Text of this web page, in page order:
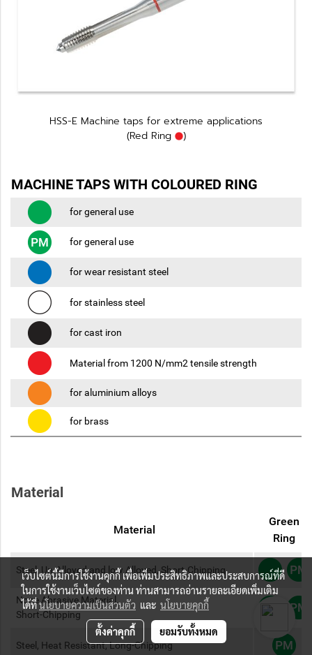
HSS-E Machine taps for extreme applications
(Red Ring
)
MACHINE TAPS WITH COLOURED RING
for general use
for general use
for wear resistant steel
for stainless steel
for cast iron
Material from 1200 N/mm2 tensile strength
for aluminium alloys
for brass
Material
Material
Green
Ring
Steel, Un-Alloyed and low Alloyed, Short-Chipping
None Abrasive Material,
Short-Chipping
Steel, Heat Resistant, Long-Chipping
เว็บไซต์นี้มีการใช้งานคุกกี้ เพื่อเพิ่มประสิทธิภาพและประสบการณ์ที่ดี
ในการใช้งานเว็บไซต์ของท่าน ท่านสามารถอ่านรายละเอียดเพิ่มเติม
ได้ที่นโยบายความเป็นส่วนตัว และ นโยบายคุกกี้
ตั้งค่าคุกกี้ ยอมรับทั้งหมด